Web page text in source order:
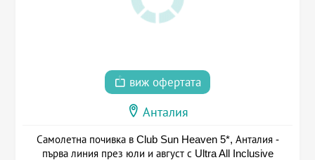
виж офертата
Анталия
Самолетна почивка в Club Sun Heaven 5*, Анталия -
първа линия през юли и август с Ultra All Inclusive